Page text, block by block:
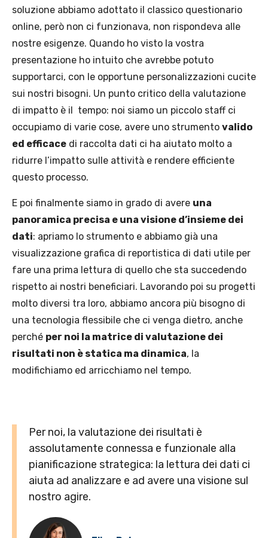
soluzione abbiamo adottato il classico questionario
online, però non ci funzionava, non rispondeva alle
nostre esigenze. Quando ho visto la vostra
presentazione ho intuito che avrebbe potuto
supportarci, con le opportune personalizzazioni cucite
sui nostri bisogni. Un punto critico della valutazione
di impatto è il tempo: noi siamo un piccolo staff ci
occupiamo di varie cose, avere uno strumento valido
ed efficace di raccolta dati ci ha aiutato molto a
ridurre l’impatto sulle attività e rendere efficiente
questo processo.
E poi finalmente siamo in grado di avere una
panoramica precisa e una visione d’insieme dei
dati: apriamo lo strumento e abbiamo già una
visualizzazione grafica di reportistica di dati utile per
fare una prima lettura di quello che sta succedendo
rispetto ai nostri beneficiari. Lavorando poi su progetti
molto diversi tra loro, abbiamo ancora più bisogno di
una tecnologia flessibile che ci venga dietro, anche
perché per noi la matrice di valutazione dei
risultati non è statica ma dinamica, la
modifichiamo ed arricchiamo nel tempo.
Per noi, la valutazione dei risultati è
assolutamente connessa e funzionale alla
pianificazione strategica: la lettura dei dati ci
aiuta ad analizzare e ad avere una visione sul
nostro agire.